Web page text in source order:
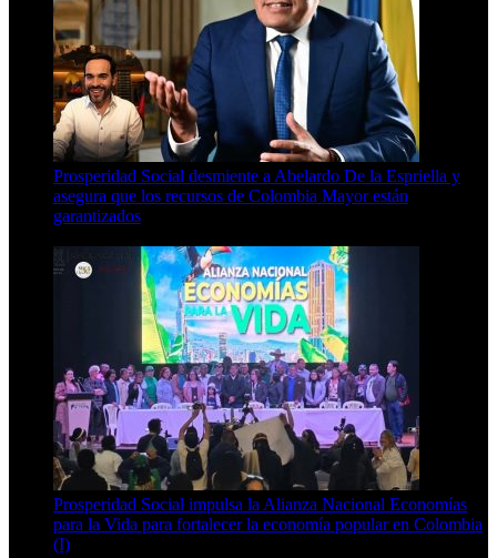
Prosperidad Social desmiente a Abelardo De la Espriella y
asegura que los recursos de Colombia Mayor están
garantizados
Prosperidad Social impulsa la Alianza Nacional Economías
para la Vida para fortalecer la economía popular en Colombia
(I)